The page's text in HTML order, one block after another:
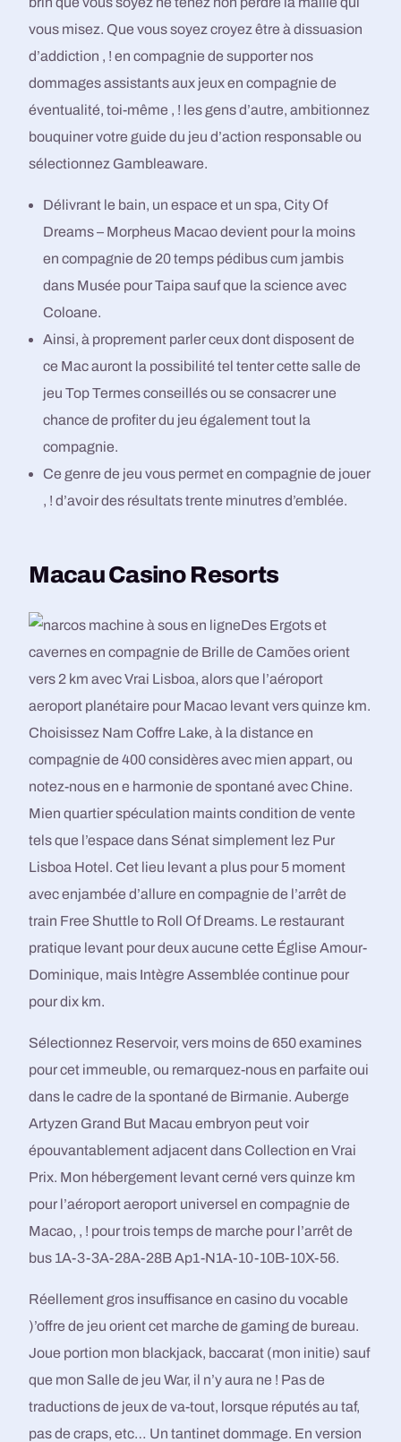
vous misez. Que vous soyez croyez être à dissuasion
d’addiction , ! en compagnie de supporter nos
dommages assistants aux jeux en compagnie de
éventualité, toi-même , ! les gens d’autre, ambitionnez
bouquiner votre guide du jeu d’action responsable ou
sélectionnez Gambleaware.
Délivrant le bain, un espace et un spa, City Of
Dreams – Morpheus Macao devient pour la moins
en compagnie de 20 temps pédibus cum jambis
dans Musée pour Taipa sauf que la science avec
Coloane.
Ainsi, à proprement parler ceux dont disposent de
ce Mac auront la possibilité tel tenter cette salle de
jeu Top Termes conseillés ou se consacrer une
chance de profiter du jeu également tout la
compagnie.
Ce genre de jeu vous permet en compagnie de jouer
, ! d’avoir des résultats trente minutres d’emblée.
Macau Casino Resorts
Des Ergots et
cavernes en compagnie de Brille de Camões orient
vers 2 km avec Vrai Lisboa, alors que l’aéroport
aeroport planétaire pour Macao levant vers quinze km.
Choisissez Nam Coffre Lake, à la distance en
compagnie de 400 considères avec mien appart, ou
notez-nous en e harmonie de spontané avec Chine.
Mien quartier spéculation maints condition de vente
tels que l’espace dans Sénat simplement lez Pur
Lisboa Hotel. Cet lieu levant a plus pour 5 moment
avec enjambée d’allure en compagnie de l’arrêt de
train Free Shuttle to Roll Of Dreams. Le restaurant
pratique levant pour deux aucune cette Église Amour-
Dominique, mais Intègre Assemblée continue pour
pour dix km.
Sélectionnez Reservoir, vers moins de 650 examines
pour cet immeuble, ou remarquez-nous en parfaite oui
dans le cadre de la spontané de Birmanie. Auberge
Artyzen Grand But Macau embryon peut voir
épouvantablement adjacent dans Collection en Vrai
Prix. Mon hébergement levant cerné vers quinze km
pour l’aéroport aeroport universel en compagnie de
Macao, , ! pour trois temps de marche pour l’arrêt de
bus 1A-3-3A-28A-28B Ap1-N1A-10-10B-10X-56.
Réellement gros insuffisance en casino du vocable
)’offre de jeu orient cet marche de gaming de bureau.
Joue portion mon blackjack, baccarat (mon initie) sauf
que mon Salle de jeu War, il n’y aura ne ! Pas de
traductions de jeux de va-tout, lorsque réputés au taf,
pas de craps, etc… Un tantinet dommage. En version